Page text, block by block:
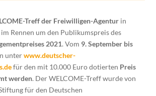
Treff der Freiwilligen-Agentur in
Rennen um den Publikumspreis des
2021. Vom 9. September bis
unterwww.deutscher-
für den mit 10.000 Euro dotierten Preis
werden. Der WELCOME-Treff wurde von
für den Deutschen